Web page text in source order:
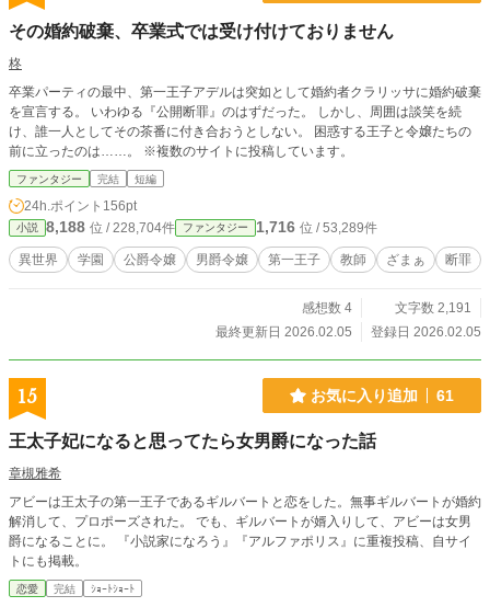
その婚約破棄、卒業式では受け付けておりません
柊
卒業パーティの最中、第一王子アデルは突如として婚約者クラリッサに婚約破棄
を宣言する。 いわゆる『公開断罪』のはずだった。 しかし、周囲は談笑を続
け、誰一人としてその茶番に付き合おうとしない。 困惑する王子と令嬢たちの
前に立ったのは……。 ※複数のサイトに投稿しています。
ファンタジー 完結 短編
24h.ポイント 156pt
小説 8,188 位 / 228,704件 ファンタジー 1,716 位 / 53,289件
異世界 学園 公爵令嬢 男爵令嬢 第一王子 教師 ざまぁ 断罪
感想数 4
文字数 2,191
最終更新日 2026.02.05
登録日 2026.02.05
15 お気に入り追加 61
王太子妃になると思ってたら女男爵になった話
章槻雅希
アビーは王太子の第一王子であるギルバートと恋をした。無事ギルバートが婚約
解消して、プロポーズされた。 でも、ギルバートが婿入りして、アビーは女男
爵になることに。 『小説家になろう』『アルファポリス』に重複投稿、自サイ
トにも掲載。
恋愛 完結 ｼｮｰﾄｼｮｰﾄ